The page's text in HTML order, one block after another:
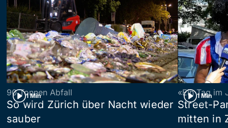
1 Min
90 Tonnen Abfall
So wird Zürich über Nacht wieder
sauber
1 Min
«Ein Tag im
Street-
mitten in